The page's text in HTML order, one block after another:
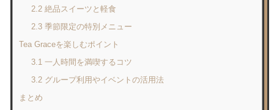
2.2 絶品スイーツと軽食
2.3 季節限定の特別メニュー
Tea Graceを楽しむポイント
3.1 一人時間を満喫するコツ
3.2 グループ利用やイベントの活用法
まとめ